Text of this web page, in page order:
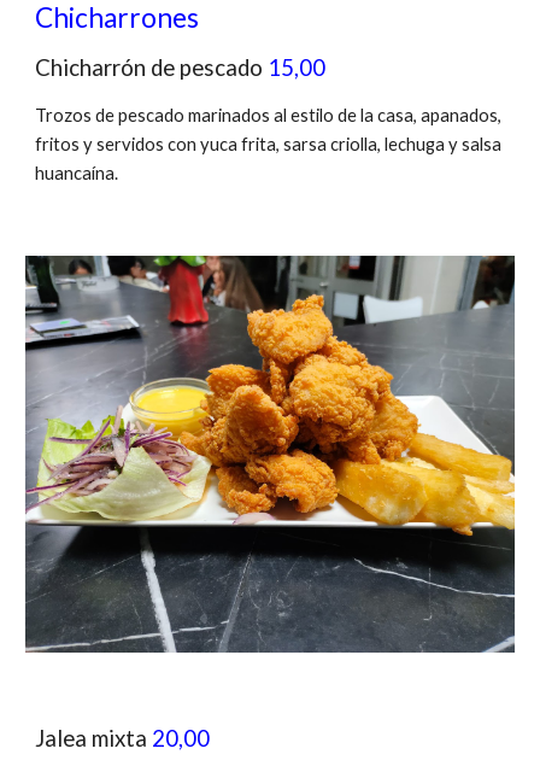
Chicharrones
Chicharrón de pescado 15,00
Trozos de pescado marinados al estilo de la casa, apanados,
fritos y servidos con yuca frita, sarsa criolla, lechuga y salsa
huancaína.
Jalea mixta 20,00